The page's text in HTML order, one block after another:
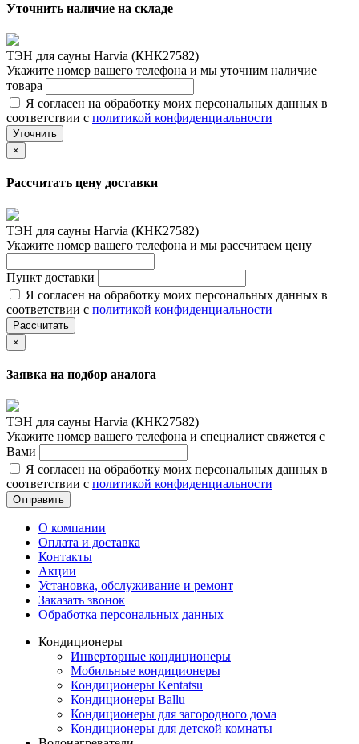
Уточнить наличие на складе
ТЭН для сауны Harvia (КНК27582)
Укажите номер вашего телефона и мы уточним наличие
товара
Я согласен на обработку моих персональных данных в
соответствии с политикой конфиденциальности
Уточнить
×
Рассчитать цену доставки
ТЭН для сауны Harvia (КНК27582)
Укажите номер вашего телефона и мы рассчитаем цену
Пункт доставки
Я согласен на обработку моих персональных данных в
соответствии с политикой конфиденциальности
Рассчитать
×
Заявка на подбор аналога
ТЭН для сауны Harvia (КНК27582)
Укажите номер вашего телефона и специалист свяжется с
Вами
Я согласен на обработку моих персональных данных в
соответствии с политикой конфиденциальности
Отправить
О компании
Оплата и доставка
Контакты
Акции
Установка, обслуживание и ремонт
Заказать звонок
Обработка персональных данных
Кондиционеры
Инверторные кондиционеры
Мобильные кондиционеры
Кондиционеры Kentatsu
Кондиционеры Ballu
Кондиционеры для загородного дома
Кондиционеры для детской комнаты